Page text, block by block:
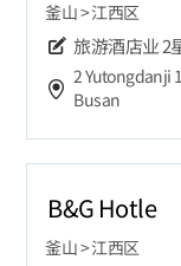
釜山 > 江西区
旅游酒店业2
2 Yutongdanji
Busan
B&G Hotle
釜山 > 江西区